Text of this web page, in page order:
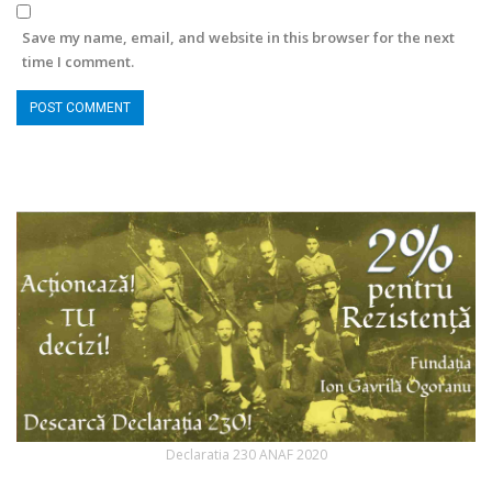
Save my name, email, and website in this browser for the next
time I comment.
Declaratia 230 ANAF 2020